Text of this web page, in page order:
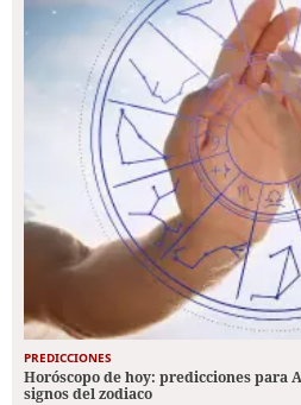
PREDICCIONES
Horóscopo de hoy: predicciones para
signos del zodiaco